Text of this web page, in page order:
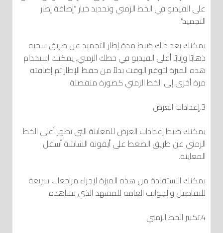
على الفيديو في الخط الزمني وتحديد خيار “إضافة إطار
التجميد”.
يمكنك بعد ذلك ضبط مدة إطار التجميد عن طريق سحبه
ذهابًا وإيابًا أعلى الفيديو في خطك الزمني. يمكنك استخدام
هذه الميزة لتوفير الوقت بدلاً من حفظ الإطار ثم إضافته
مرة أخرى إلى الخط الزمني كصورة منفصلة.
3.إعدادات العرض
يمكنك ضبط إعدادات العرض للمعاينة التي تظهر أعلى الخط
الزمني عن طريق الضغط على أيقونة الشاشة أسفل
المعاينة.
يمكنك الاستفادة من هذه الميزة لإجراء مراجعات سريعة
للتفاصيل والجوانب العامة للمشهد الذي تشاهده.
4.تكبير الخط الزمني